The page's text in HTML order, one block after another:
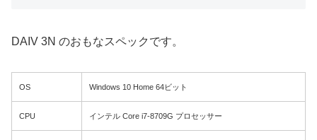
DAIV 3N のおもなスペックです。
OS Windows 10 Home 64ビット
CPU インテル Core i7-8709G プロセッサー